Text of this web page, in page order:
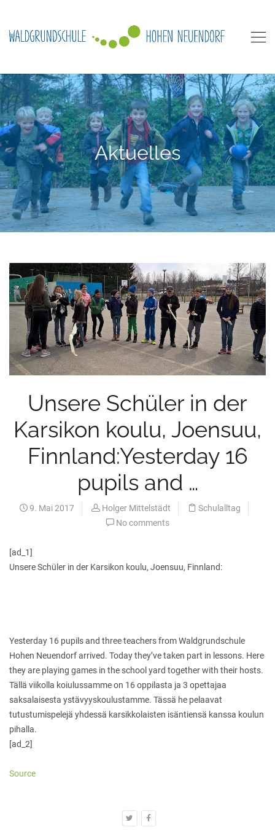
Aktuelles
Unsere Schüler in der
Karsikon koulu, Joensuu,
Finnland:Yesterday 16
pupils and …
9. Mai 2017 Holger Mittelstädt
Schulalltag
No comments
[ad_1]
Unsere Schüler in der Karsikon koulu, Joensuu, Finnland:
Yesterday 16 pupils and three teachers from Waldgrundschule
Hohen Neuendorf arrived. Today they’ve taken part in lessons. Here
they are playing games in the school yard together with their hosts.
Tällä viikolla koiulussamme on 16 oppilasta ja 3 opettajaa
saksalaisesta ystävyyskoulustamme. Tässä he pelaavat
tutustumispelejä yhdessä karsikkolaisten isäntiensä kanssa koulun
pihalla.
[ad_2]
Source